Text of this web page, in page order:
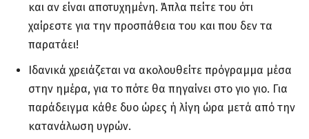
και αν είναι αποτυχημένη. Άπλα πείτε του ότι
χαίρεστε για την προσπάθεια του και που δεν τα
παρατάει!
Ιδανικά χρειάζεται να ακολουθείτε πρόγραμμα μέσα
στην ημέρα, για το πότε θα πηγαίνει στο γιο γιο. Για
παράδειγμα κάθε δυο ώρες ή λίγη ώρα μετά από την
κατανάλωση υγρών.